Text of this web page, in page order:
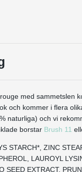
med sammetslen
och kommer i flera
naturliga) och vi
borstar Brush 11
STARCH*, ZINC
LAUROYL
SEED EXTRACT,